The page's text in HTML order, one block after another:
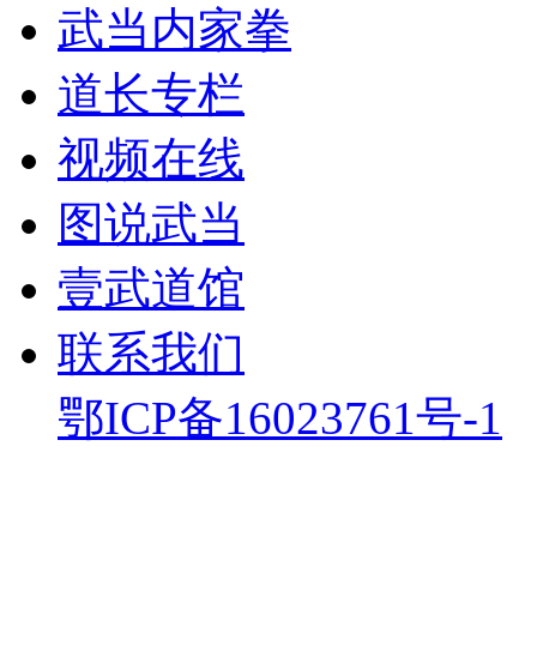
武当内家拳
道长专栏
视频在线
图说武当
壹武道馆
联系我们
鄂ICP备16023761号-1